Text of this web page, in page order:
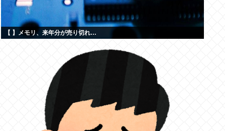
【 】メモリ、来年分が売り切れ…